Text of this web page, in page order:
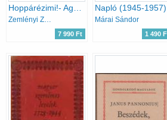
Zemlényi Zoltán
7 990 Ft
Napló (1945-1957)
Márai Sándor
1 490